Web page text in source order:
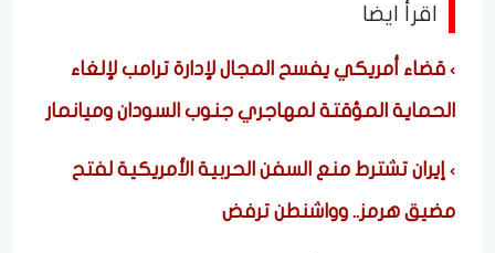
اقرأ ايضا
قضاء أمريكي يفسح المجال لإدارة ترامب لإلغاء
الحماية المؤقتة لمهاجري جنوب السودان وميانمار
إيران تشترط منع السفن الحربية الأمريكية لفتح
مضيق هرمز.. وواشنطن ترفض